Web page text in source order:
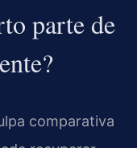
parte de
comparativa